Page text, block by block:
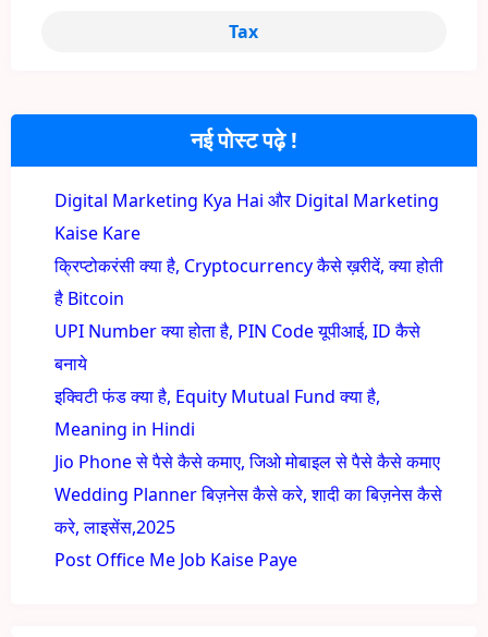
नई पोस्ट पढ़े !
Digital Marketing Kya Hai और Digital Marketing
Kaise Kare
क्रिप्टोकरंसी क्या है, Cryptocurrency कैसे ख़रीदें, क्या होती
है Bitcoin
UPI Number क्या होता है, PIN Code यूपीआई, ID कैसे
बनाये
इक्विटी फंड क्या है, Equity Mutual Fund क्या है,
Meaning in Hindi
Jio Phone से पैसे कैसे कमाए, जिओ मोबाइल से पैसे कैसे कमाए
Wedding Planner बिज़नेस कैसे करे, शादी का बिज़नेस कैसे
करे, लाइसेंस,2025
Post Office Me Job Kaise Paye
Tax